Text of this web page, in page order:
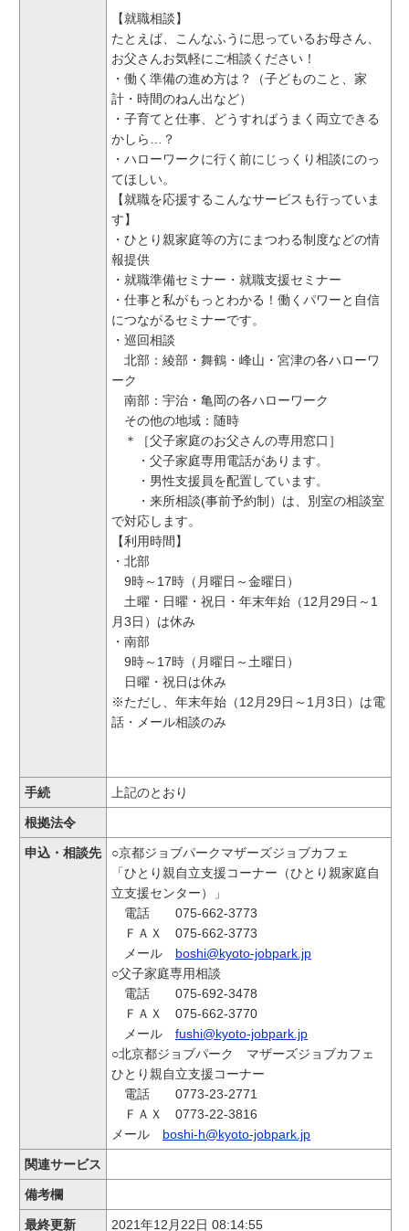
【就職相談】
たとえば、こんなふうに思っているお母さん、
お父さんお気軽にご相談ください！
・働く準備の進め方は？（子どものこと、家
計・時間のねん出など）
・子育てと仕事、どうすればうまく両立できる
かしら…？
・ハローワークに行く前にじっくり相談にのっ
てほしい。
【就職を応援するこんなサービスも行っていま
す】
・ひとり親家庭等の方にまつわる制度などの情
報提供
・就職準備セミナー・就職支援セミナー
・仕事と私がもっとわかる！働くパワーと自信
につながるセミナーです。
・巡回相談
北部：綾部・舞鶴・峰山・宮津の各ハローワ
ーク
南部：宇治・亀岡の各ハローワーク
その他の地域：随時
＊［父子家庭のお父さんの専用窓口］
・父子家庭専用電話があります。
・男性支援員を配置しています。
・来所相談(事前予約制）は、別室の相談室
で対応します。
【利用時間】
・北部
9時～17時（月曜日～金曜日）
土曜・日曜・祝日・年末年始（12月29日～1
月3日）は休み
・南部
9時～17時（月曜日～土曜日）
日曜・祝日は休み
※ただし、年末年始（12月29日～1月3日）は電
話・メール相談のみ
手続 上記のとおり
根拠法令
申込・相談先
○京都ジョブパークマザーズジョブカフェ
「ひとり親自立支援コーナー（ひとり親家庭自
立支援センター）」
電話 075-662-3773
ＦＡＸ 075-662-3773
メール boshi@kyoto-jobpark.jp
○父子家庭専用相談
電話 075-692-3478
ＦＡＸ 075-662-3770
メール fushi@kyoto-jobpark.jp
○北京都ジョブパーク マザーズジョブカフェ
ひとり親自立支援コーナー
電話 0773-23-2771
ＦＡＸ 0773-22-3816
メール boshi-h@kyoto-jobpark.jp
関連サービス
備考欄
最終更新 2021年12月22日 08:14:55